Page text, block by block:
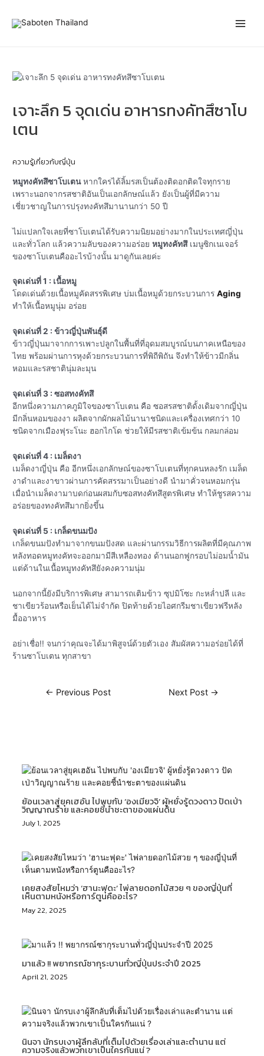
content
เจาะลึก 5 จุดเด่น อาหารทงคัทสึซาโบ
เตน
ความรู้เกี่ยวกับญี่ปุ่น
หมูทงคัทสึซาโบเตนหากใครได้ลิ้มรสเป็นต้องติดอกติดใจทุกราย
เพราะนอกจากรสชาติอันเป็นเอกลักษณ์แล้ว ยังเป็นผู้ที่มีความ
เชี่ยวชาญในการปรุงทงคัทสึมานานกว่า 50 ปี
ไม่แปลกใจเลยที่ซาโบเตนได้รับความนิยมอย่างมากในประเทศญี่ปุ่น
และทั่วโลก แล้วความลับของความอร่อยหมูทงคัทสึเมนูซิกเนเจอร์
ของซาโบเตนคืออะไรบ้างนั้น มาดูกันเลยค่ะ
จุดเด่นที่ 1 : เนื้อหมู
โดดเด่นด้วยเนื้อหมูคัดสรรพิเศษ บ่มเนื้อหมูด้วยกระบวนการAging
ทำให้เนื้อหมูนุ่ม อร่อย
จุดเด่นที่ 2 : ข้าวญี่ปุ่นพันธุ์ดี
ข้าวญี่ปุ่นมาจากการเพาะปลูกในพื้นที่ที่อุดมสมบูรณ์บนภาคเหนือของ
ไทย พร้อมผ่านการหุงด้วยกระบวนการที่พิถีพิถัน จึงทำให้ข้าวมีกลิ่น
หอมและรสชาตินุ่มละมุน
จุดเด่นที่ 3 : ซอสทงคัทสึ
อีกหนึ่งความภาคภูมิใจของซาโบเตน คือ ซอสรสชาติดั้งเดิมจากญี่ปุ่น
มีกลิ่นหอมของงา ผลิตจากผักผลไม้นานาชนิดและเครื่องเทศกว่า 10
ชนิดจากเมืองฟุระโนะ ฮอกไกโด ช่วยให้มีรสชาติเข้มข้น กลมกล่อม
จุดเด่นที่ 4 : เมล็ดงา
เมล็ดงาญี่ปุ่น คือ อีกหนึ่งเอกลักษณ์ของซาโบเตนที่ทุกคนหลงรัก เมล็ด
งาดำและงาขาวผ่านการคัดสรรมาเป็นอย่างดี นำมาคั่วจนหอมกรุ่น
เมื่อนำเมล็ดงามาบดก่อนผสมกับซอสทงคัทสึสูตรพิเศษ ทำให้ชูรสความ
อร่อยของทงคัทสึมากยิ่งขึ้น
จุดเด่นที่ 5 : เกล็ดขนมปัง
เกล็ดขนมปังทำมาจากขนมปังสด และผ่านกรรมวิธีการผลิตที่มีคุณภาพ
หลังทอดหมูทงคัทจะออกมามีสีเหลืองทอง ด้านนอกฟูกรอบไม่อมน้ำมัน
แต่ด้านในเนื้อหมูทงคัทสึยังคงความนุ่ม
นอกจากนี้ยังมีบริการพิเศษ สามารถเติมข้าว ซุปมิโซะ กะหล่ำปลี และ
ชาเขียวร้อนหรือเย็นได้ไม่จำกัด ปิดท้ายด้วยไอศกรีมชาเขียวฟรีหลัง
มื้ออาหาร
อย่าเชื่อ!! จนกว่าคุณจะได้มาพิสูจน์ด้วยตัวเอง สัมผัสความอร่อยได้ที่
ร้านซาโบเตน ทุกสาขา
navigation
← Previous Post Next Post →
ย้อนเวลาสู่ยุคเฮอัน ไปพบกับ ‘องเมียวจิ’ ผู้หยั่งรู้ดวงดาว ปัดเป่า
วิญญาณร้าย และคอยชี้นำชะตาของแผ่นดิน
July 1, 2025
เคยสงสัยไหมว่า ‘ฮานะฟุดะ’ ไพ่ลายดอกไม้สวย ๆ ของญี่ปุ่นที่
เห็นตามหนังหรือการ์ตูนคืออะไร?
May 22, 2025
มาแล้ว !! พยากรณ์ซากุระบานทั่วญี่ปุ่นประจำปี 2025
April 21, 2025
นินจา นักรบเงาผู้ลึกลับที่เต็มไปด้วยเรื่องเล่าและตำนาน แต่
ความจริงแล้วพวกเขาเป็นใครกันแน่ ?